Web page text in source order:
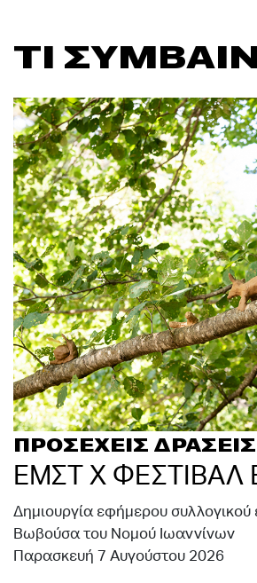
ΤΙ
ΠΡΟΣΕΧΕΙΣ ΔΡΑΣΕΙΣ
ΕΜΣΤ Χ ΦΕΣΤΙΒΑΛ
Δημιουργία εφήμερου
Βωβούσα του Νομού Ιωαννίνων
Παρασκευή 7 Αυγούστου 2026